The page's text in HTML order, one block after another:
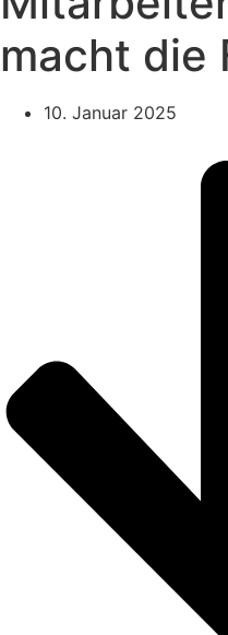
macht die
10. Januar 2025